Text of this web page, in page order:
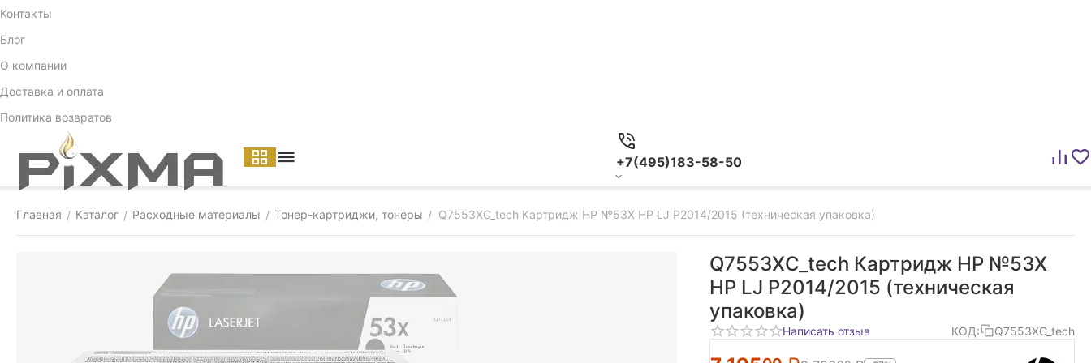
Контакты
Блог
О компании
Доставка и оплата
Политика возвратов
+7(495)183-58-50
Главная / Каталог / Расходные материалы / Тонер-картриджи, тонеры / Q7553XC_tech Картридж HP №53X HP LJ P2014/2015 (техническая упаковка)
Q7553XC_tech Картридж HP №53X
HP LJ P2014/2015 (техническая
упаковка)
Написать отзыв КОД: Q7553XC_tech